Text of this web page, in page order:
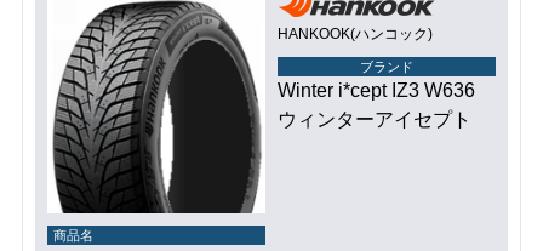
HANKOOK(ハンコック)
ブランド
Winter i*cept IZ3 W636
ウィンターアイセプト
商品名